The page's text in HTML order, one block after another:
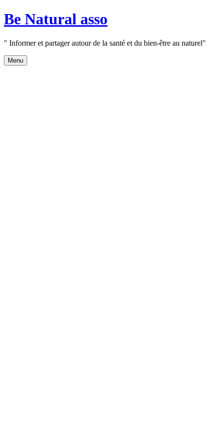
Aller
au
Be Natural asso
" Informer et partager autour de la santé et du bien-être au naturel"
Menu